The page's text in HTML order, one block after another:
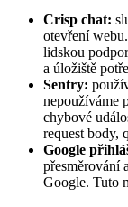
Crisp chat:
otevření
lidskou
a úložiště
Sentry:
nepoužíváme
chybové
request body,
Google
přesměrování
Google. Tuto